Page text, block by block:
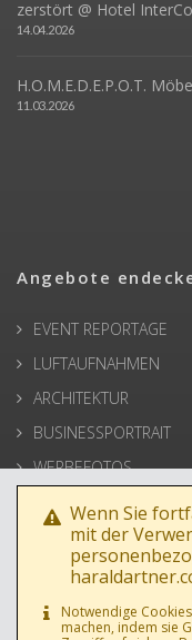
zerstört @ Hotel
14.04.2026
H.O.M.E.D.E.P.O.T.
11.03.2026
Angebote
EVENT REPORTAGE
LUFTAUFNAHMEN
ARCHITEKTUR
BUSINESSPORTRAIT
WERBEFOTOS
HOCHZEIT
PRESSE
Wenn Sie
mit der
Notwendige
machen, indem sie